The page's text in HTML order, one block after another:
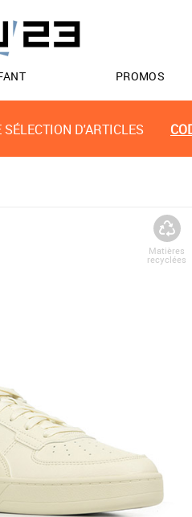
PROMOS
SÉLECTION D'ARTICLES
Matières
recyclées